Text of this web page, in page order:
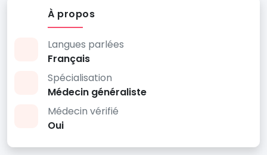
À propos
Langues parlées
Français
Spécialisation
Médecin généraliste
Médecin vérifié
Oui